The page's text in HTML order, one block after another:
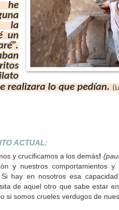
la
un
realizara lo que pedían.
ACTUAL:
y crucificamos a los demás!
y nuestros comportamientos
hay en nosotros esa
de aquel otro que sabe estar
si somos crueles verdugos de